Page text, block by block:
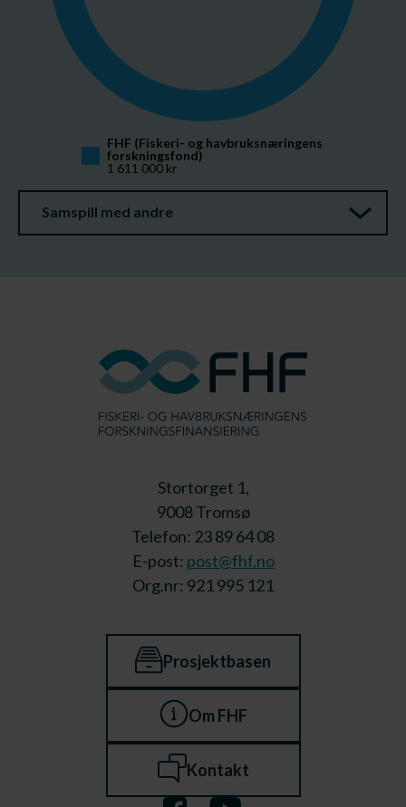
FHF (Fiskeri- og havbruksnæringens
forskningsfond)
1 611 000 kr
Samspill med andre
Stortorget 1,
9008 Tromsø
Telefon: 23 89 64 08
E-post: post@fhf.no
Org.nr: 921 995 121
Prosjektbasen
Om FHF
Kontakt